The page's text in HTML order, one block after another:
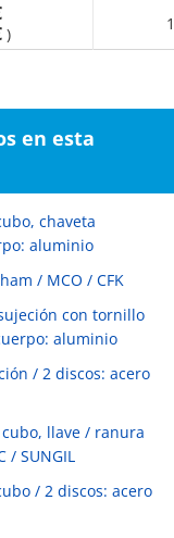
)
en esta
chaveta
aluminio
/ MCO / CFK
con tornillo
aluminio
/ 2 discos: acero
llave / ranura
/ SUNGIL
/ 2 discos: acero